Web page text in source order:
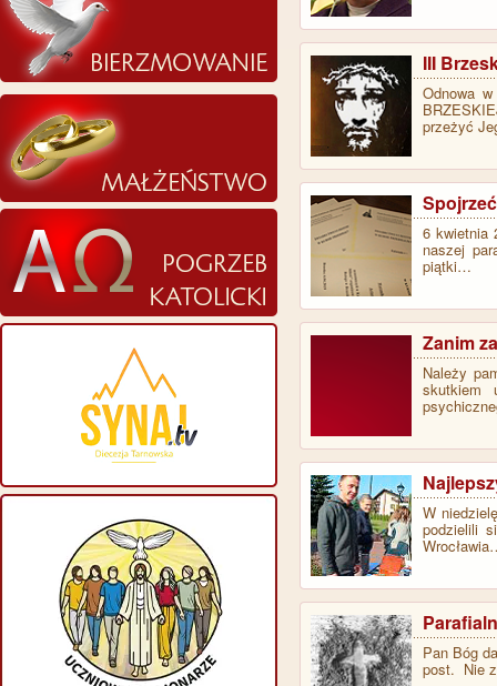
III
Odnowa
przeżyć
6 kwietnia
naszej
piątki…
Zanim
Należy
skutkiem
W
podzielili
Pan Bóg
post. Nie